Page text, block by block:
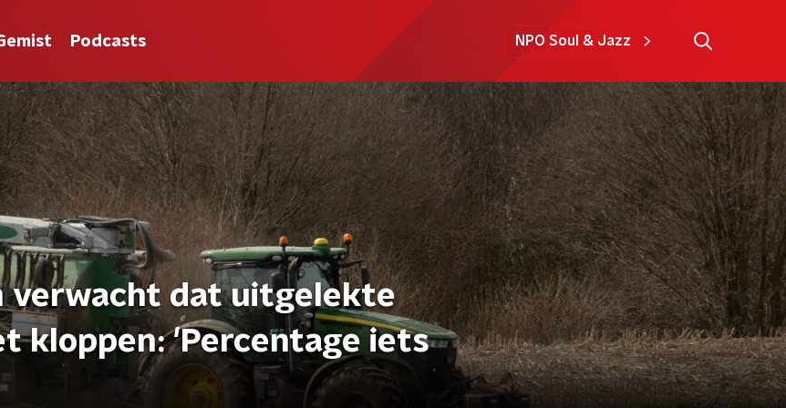
Podcasts NPO Soul & Jazz
verwacht dat uitgelekte
kloppen: 'Percentage iets